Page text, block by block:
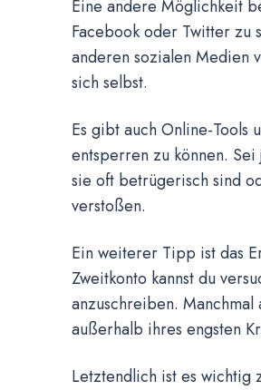
Eine andere Möglichkeit
Facebook oder Twitter zu
anderen sozialen Medien
sich selbst.
Es gibt auch Online-
entsperren zu können.
sie oft betrügerisch sind
verstoßen.
Ein weiterer Tipp ist das
Zweitkonto kannst du
anzuschreiben.
außerhalb ihres engsten
Letztendlich ist es wichtig